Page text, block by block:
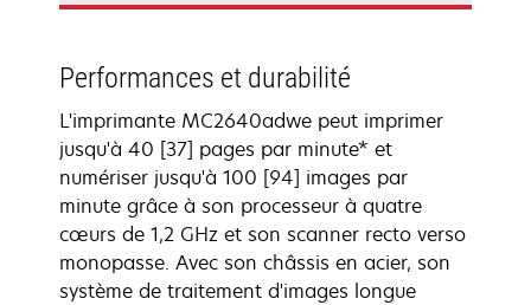
Performances et durabilité
L'imprimante MC2640adwe peut imprimer
jusqu'à 40 [37] pages par minute* et
numériser jusqu'à 100 [94] images par
minute grâce à son processeur à quatre
cœurs de 1,2 GHz et son scanner recto verso
monopasse. Avec son châssis en acier, son
système de traitement d'images longue